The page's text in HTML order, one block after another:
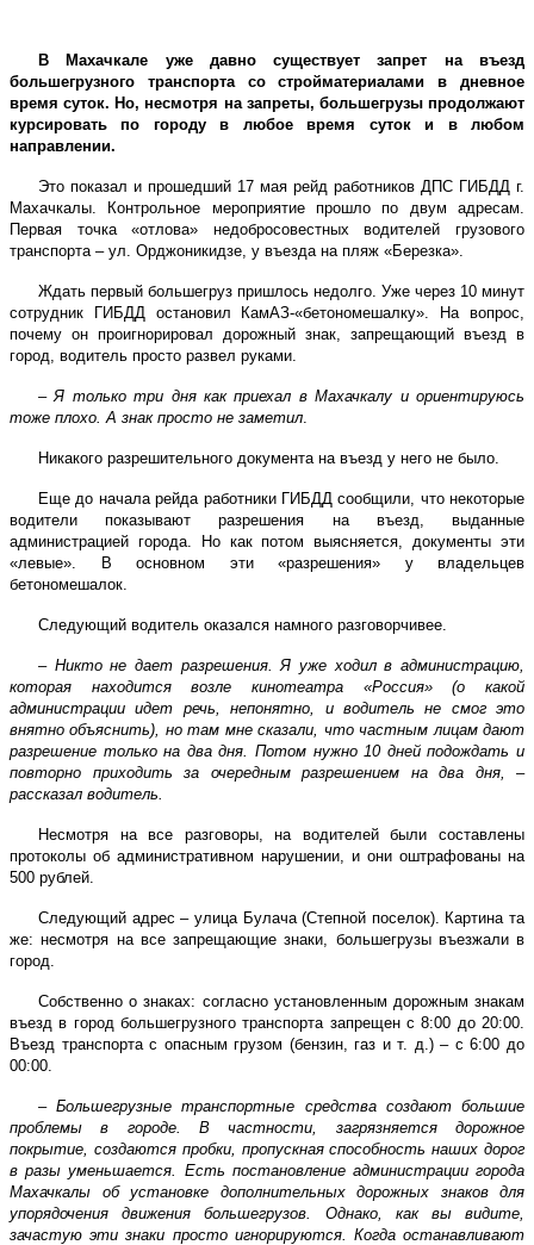
В Махачкале уже давно существует запрет на въезд
большегрузного транспорта со стройматериалами в дневное
время суток. Но, несмотря на запреты, большегрузы продолжают
курсировать по городу в любое время суток и в любом
направлении.
Это показал и прошедший 17 мая рейд работников ДПС ГИБДД г.
Махачкалы. Контрольное мероприятие прошло по двум адресам.
Первая точка «отлова» недобросовестных водителей грузового
транспорта – ул. Орджоникидзе, у въезда на пляж «Березка».
Ждать первый большегруз пришлось недолго. Уже через 10 минут
сотрудник ГИБДД остановил КамАЗ-«бетономешалку». На вопрос,
почему он проигнорировал дорожный знак, запрещающий въезд в
город, водитель просто развел руками.
– Я только три дня как приехал в Махачкалу и ориентируюсь
тоже плохо. А знак просто не заметил
Никакого разрешительного документа на въезд у него не было.
Еще до начала рейда работники ГИБДД сообщили, что некоторые
водители показывают разрешения на въезд, выданные
администрацией города. Но как потом выясняется, документы эти
«левые». В основном эти «разрешения» у владельцев
бетономешалок.
Следующий водитель оказался намного разговорчивее.
– Никто не дает разрешения. Я уже ходил в администрацию,
которая находится возле кинотеатра «Россия» (о какой
администрации идет речь, непонятно, и водитель не смог это
внятно объяснить), но там мне сказали, что частным лицам дают
разрешение только на два дня. Потом нужно 10 дней подождать и
повторно приходить за очередным разрешением на два дня, –
рассказал водитель.
Несмотря на все разговоры, на водителей были составлены
протоколы об административном нарушении, и они оштрафованы на
500 рублей.
Следующий адрес – улица Булача (Степной поселок). Картина та
же: несмотря на все запрещающие знаки, большегрузы въезжали в
город.
Собственно о знаках: согласно установленным дорожным знакам
въезд в город большегрузного транспорта запрещен с 8:00 до 20:00.
Въезд транспорта с опасным грузом (бензин, газ и т. д.) – с 6:00 до
00:00.
– Большегрузные транспортные средства создают большие
проблемы в городе. В частности, загрязняется дорожное
покрытие, создаются пробки, пропускная способность наших дорог
в разы уменьшается. Есть постановление администрации города
Махачкалы об установке дополнительных дорожных знаков для
упорядочения движения большегрузов. Однако, как вы видите,
зачастую эти знаки просто игнорируются. Когда останавливают